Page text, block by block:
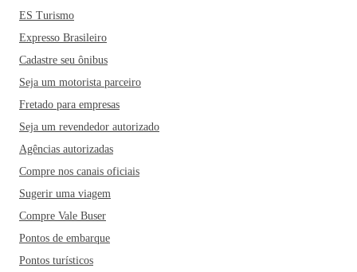
ES Turismo
Expresso Brasileiro
Cadastre seu ônibus
Seja um motorista parceiro
Fretado para empresas
Seja um revendedor autorizado
Agências autorizadas
Compre nos canais oficiais
Sugerir uma viagem
Compre Vale Buser
Pontos de embarque
Pontos turísticos